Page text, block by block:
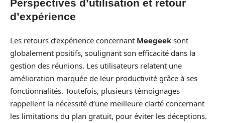
Perspectives d’utilisation et retour
d’expérience
Les retours d’expérience concernant Meegeek sont
globalement positifs, soulignant son efficacité dans la
gestion des réunions. Les utilisateurs relatent une
amélioration marquée de leur productivité grâce à ses
fonctionnalités. Toutefois, plusieurs témoignages
rappellent la nécessité d’une meilleure clarté concernant
les limitations du plan gratuit, pour éviter les déceptions.